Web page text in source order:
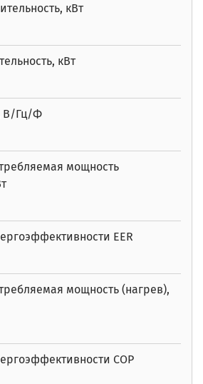
кВт
кВт
В/Гц/Ф
мощность
EER
мощность (нагрев),
COP